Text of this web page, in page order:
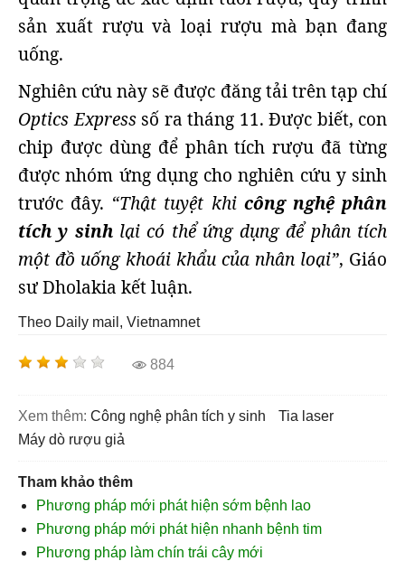
sản xuất rượu và loại rượu mà bạn đang
uống.
Nghiên cứu này sẽ được đăng tải trên tạp chí
Optics Express số ra tháng 11. Được biết, con
chip được dùng để phân tích rượu đã từng
được nhóm ứng dụng cho nghiên cứu y sinh
trước đây. “Thật tuyệt khi công nghệ phân
tích y sinhlại có thể ứng dụng để phân tích
một đồ uống khoái khẩu của nhân loại”, Giáo
sư Dholakia kết luận.
Theo Daily mail, Vietnamnet
884
Xem thêm: công nghệ phân tích y sinh
tia laser
máy dò rượu giả
Tham khảo thêm
Phương pháp mới phát hiện sớm bệnh lao
Phương pháp mới phát hiện nhanh bệnh tim
Phương pháp làm chín trái cây mới